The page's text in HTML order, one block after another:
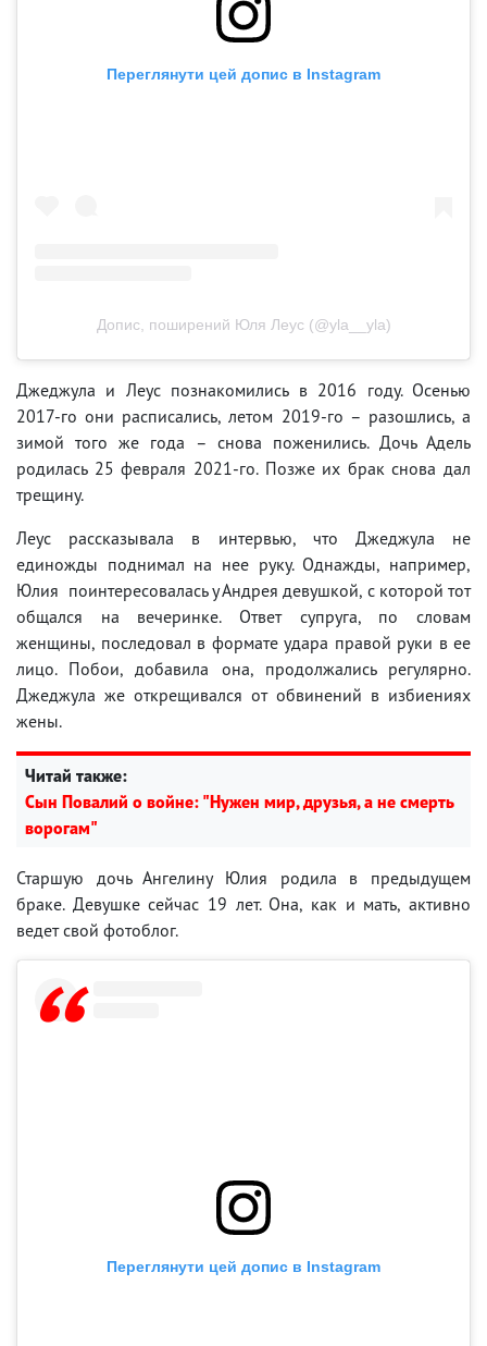
Переглянути цей допис в Instagram
Допис, поширений Юля Леус (@yla__yla)
Джеджула и Леус познакомились в 2016 году. Осенью
2017-го они расписались, летом 2019-го – разошлись, а
зимой того же года – снова поженились. Дочь Адель
родилась 25 февраля 2021-го. Позже их брак снова дал
трещину.
Леус рассказывала в интервью, что Джеджула не
единожды поднимал на нее руку. Однажды, например,
Юлия поинтересовалась у Андрея девушкой, с которой тот
общался на вечеринке. Ответ супруга, по словам
женщины, последовал в формате удара правой руки в ее
лицо. Побои, добавила она, продолжались регулярно.
Джеджула же открещивался от обвинений в избиениях
жены.
Читай также:
Сын Повалий о войне: "Нужен мир, друзья, а не смерть
ворогам"
Старшую дочь Ангелину Юлия родила в предыдущем
браке. Девушке сейчас 19 лет. Она, как и мать, активно
ведет свой фотоблог.
Переглянути цей допис в Instagram